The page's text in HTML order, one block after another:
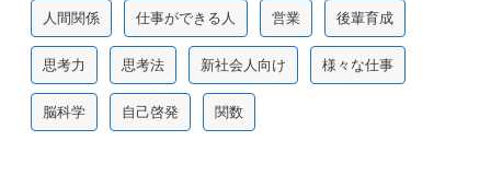
人間関係 仕事ができる人 営業 後輩育成
思考力 思考法 新社会人向け 様々な仕事
脳科学 自己啓発 関数